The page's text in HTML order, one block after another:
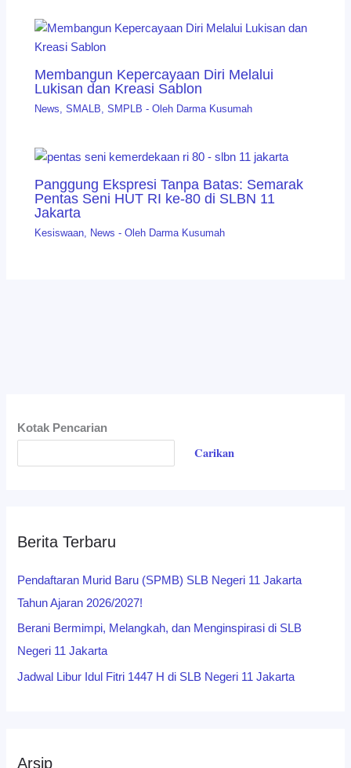
Membangun Kepercayaan Diri Melalui
Lukisan dan Kreasi Sablon
News ,SMALB ,SMPLB - Oleh Darma Kusumah
Panggung Ekspresi Tanpa Batas: Semarak
Pentas Seni HUT RI ke-80 di SLBN 11
Jakarta
Kesiswaan News - Oleh Darma Kusumah
Kotak Pencarian
Carikan
Berita Terbaru
Pendaftaran Murid Baru (SPMB) SLB Negeri 11 Jakarta
Tahun Ajaran 2026/2027!
Berani Bermimpi, Melangkah, dan Menginspirasi di SLB
Negeri 11 Jakarta
Jadwal Libur Idul Fitri 1447 H di SLB Negeri 11 Jakarta
Arsip